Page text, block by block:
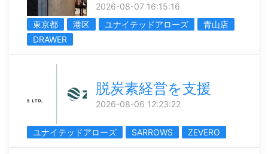
2026-08-07 16:15:16
東京都
港区 ユナイテッドアローズ
青山店
DRAWER
脱炭素経営を支援
2026-08-06 12:23:22
ユナイテッドアローズ SARROWS ZEVERO